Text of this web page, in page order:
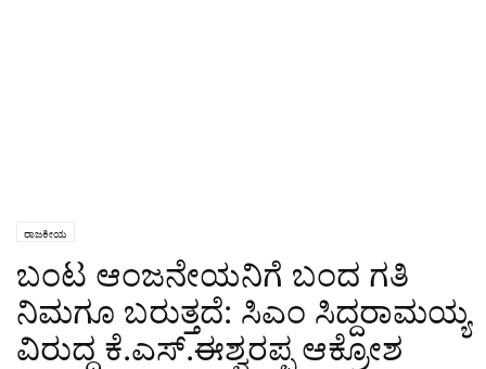
ರಾಜಕೀಯ
ಬಂಟ ಆಂಜನೇಯನಿಗೆ ಬಂದ ಗತಿ
ನಿಮಗೂ ಬರುತ್ತದೆ: ಸಿಎಂ ಸಿದ್ದರಾಮಯ್ಯ
ವಿರುದ್ಧ ಕೆ.ಎಸ್.ಈಶ್ವರಪ್ಪ ಆಕ್ರೋಶ